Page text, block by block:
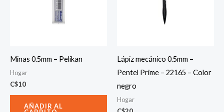
Minas 0.5mm – Pelikan
Hogar
C$10
AÑADIR AL
Lápiz mecánico 0.5mm –
Pentel Prime – 22165 – Color
negro
Hogar